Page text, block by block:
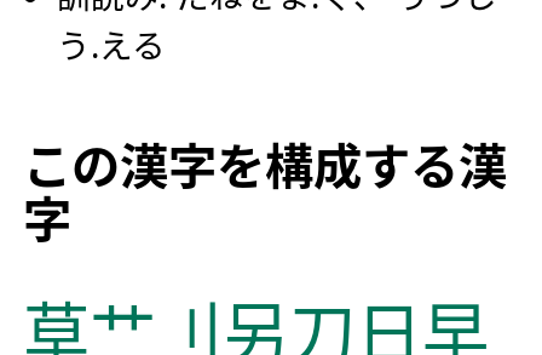
う.える
この漢字を構成する漢
字
草艹 刂另刀日早